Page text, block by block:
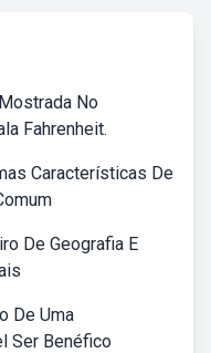
No
Fahrenheit.
Características De
De Geografia E
De Uma
Ser Benéfico